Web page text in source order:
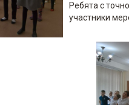
Ребята с
участники